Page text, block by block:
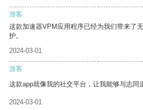
游客
这款加速器VPM应用程序已经为我们带来了
护。
2024-03-01
游客
这款app就像我的社交平台，让我能够与志同
2024-03-01